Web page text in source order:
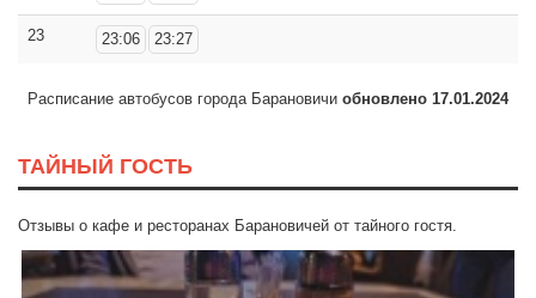
23 23:06 23:27
Расписание автобусов города Барановичи обновлено 17.01.2024
ТАЙНЫЙ ГОСТЬ
Отзывы о кафе и ресторанах Барановичей от тайного гостя.